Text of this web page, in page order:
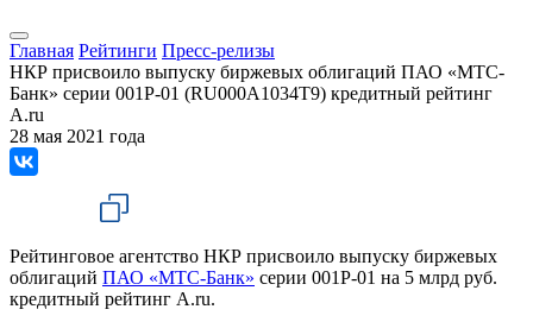
Главная Рейтинги Пресс-релизы
НКР присвоило выпуску биржевых облигаций ПАО «МТС-
Банк» серии 001P-01 (RU000A1034T9) кредитный рейтинг
A.ru
28 мая 2021 года
Рейтинговое агентство НКР присвоило выпуску биржевых
облигаций ПАО «МТС-Банк» серии 001P-01 на 5 млрд руб.
кредитный рейтинг A.ru.